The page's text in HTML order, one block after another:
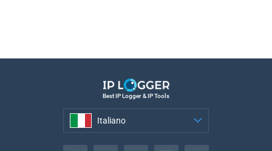
Best IP Logger & IP Tools
Italiano
Italiano